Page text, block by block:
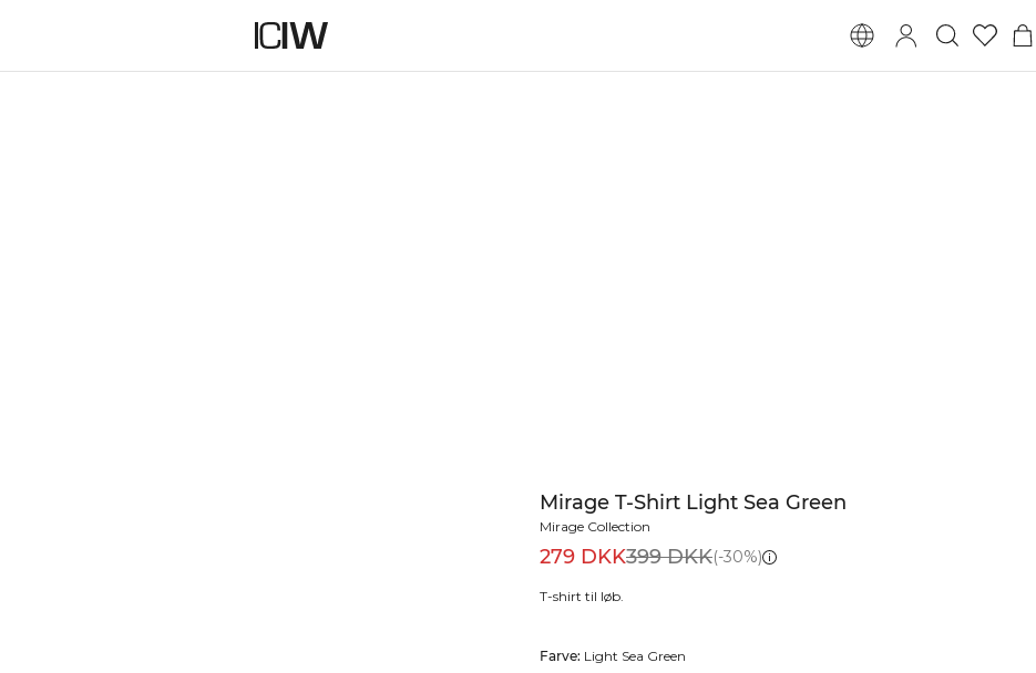
Mirage T-Shirt Light Sea Green
Mirage Collection
279 DKK399 DKK(-30%)
T-shirt til løb.
Farve: Light Sea Green